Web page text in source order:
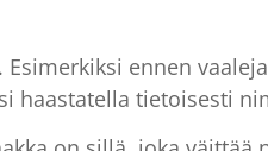
ennen
haastatella tietoisesti